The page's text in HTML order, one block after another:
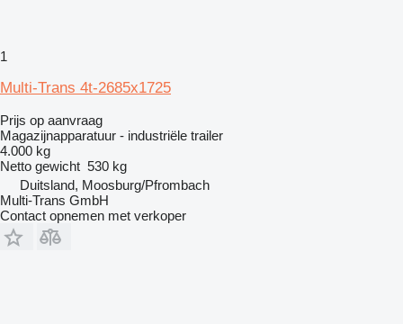
1
Multi-Trans 4t-2685x1725
Prijs op aanvraag
Magazijnapparatuur - industriële trailer
4.000 kg
Netto gewicht 530 kg
Duitsland, Moosburg/Pfrombach
Multi-Trans GmbH
Contact opnemen met verkoper